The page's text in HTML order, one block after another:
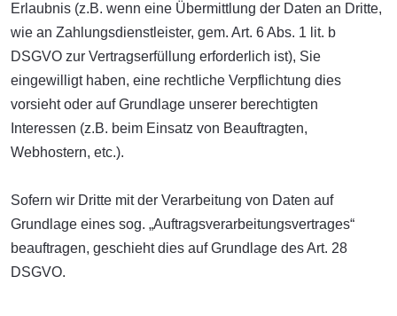
Erlaubnis (z.B. wenn eine Übermittlung der Daten an Dritte,
wie an Zahlungsdienstleister, gem. Art. 6 Abs. 1 lit. b
DSGVO zur Vertragserfüllung erforderlich ist), Sie
eingewilligt haben, eine rechtliche Verpflichtung dies
vorsieht oder auf Grundlage unserer berechtigten
Interessen (z.B. beim Einsatz von Beauftragten,
Webhostern, etc.).
Sofern wir Dritte mit der Verarbeitung von Daten auf
Grundlage eines sog. „Auftragsverarbeitungsvertrages“
beauftragen, geschieht dies auf Grundlage des Art. 28
DSGVO.